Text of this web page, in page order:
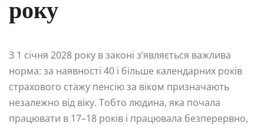
року
З 1 січня 2028 року в законі з’являється важлива
норма: за наявності 40 і більше календарних років
страхового стажу пенсію за віком призначають
незалежно від віку. Тобто людина, яка почала
працювати в 17–18 років і працювала безперервно,